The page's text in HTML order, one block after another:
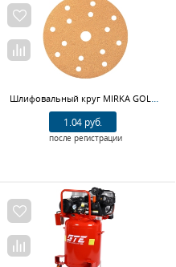
Шлифовальный круг MIRKA GOLD 2361109910, 150 мм, Р100
1.04 руб.
после регистрации